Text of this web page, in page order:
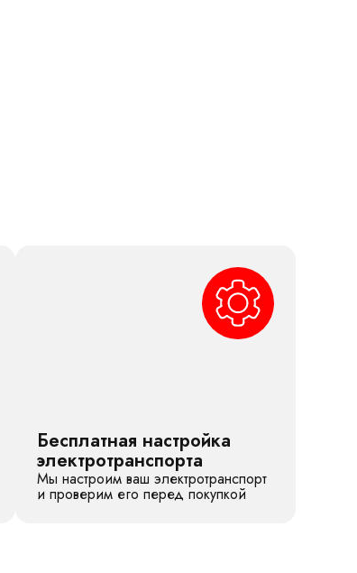
Бесплатная настройка
электротранспорта
Мы настроим ваш электротранспорт
и проверим его перед покупкой